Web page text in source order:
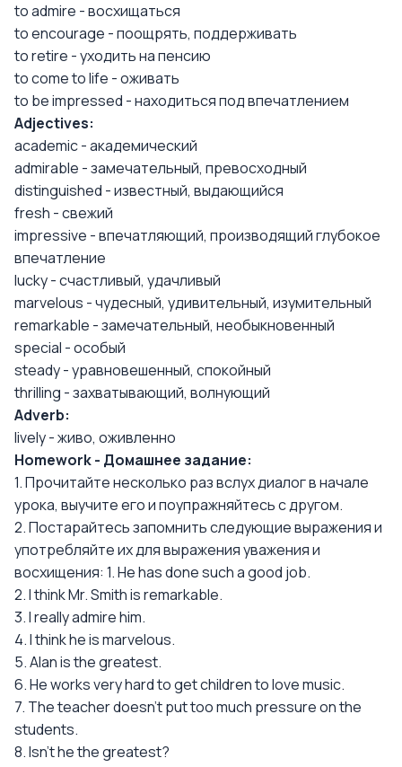
to admire - восхищаться
to encourage - поощрять, поддерживать
to retire - уходить на пенсию
to come to life - оживать
to be impressed - находиться под впечатлением
Adjectives:
academic - академический
admirable - замечательный, превосходный
distinguished - известный, выдающийся
fresh - свежий
impressive - впечатляющий, производящий глубокое
впечатление
lucky - счастливый, удачливый
marvelous - чудесный, удивительный, изумительный
remarkable - замечательный, необыкновенный
special - особый
steady - уравновешенный, спокойный
thrilling - захватывающий, волнующий
Adverb:
lively - живо, оживленно
Homework - Домашнее задание:
1. Прочитайте несколько раз вслух диалог в начале
урока, выучите его и поупражняйтесь с другом.
2. Постарайтесь запомнить следующие выражения и
употребляйте их для выражения уважения и
восхищения: 1. He has done such a good job.
2. I think Mr. Smith is remarkable.
3. I really admire him.
4. I think he is marvelous.
5. Alan is the greatest.
6. He works very hard to get children to love music.
7. The teacher doesn't put too much pressure on the
students.
8. Isn't he the greatest?